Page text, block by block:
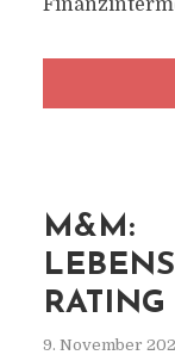
M&M:
RATING
9. November